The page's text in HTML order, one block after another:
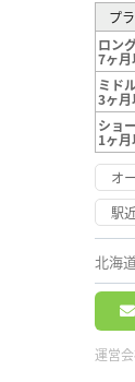
プ
ロン
7ヶ
ミド
3ヶ
ショ
1ヶ
オ
駅
北海
運営会